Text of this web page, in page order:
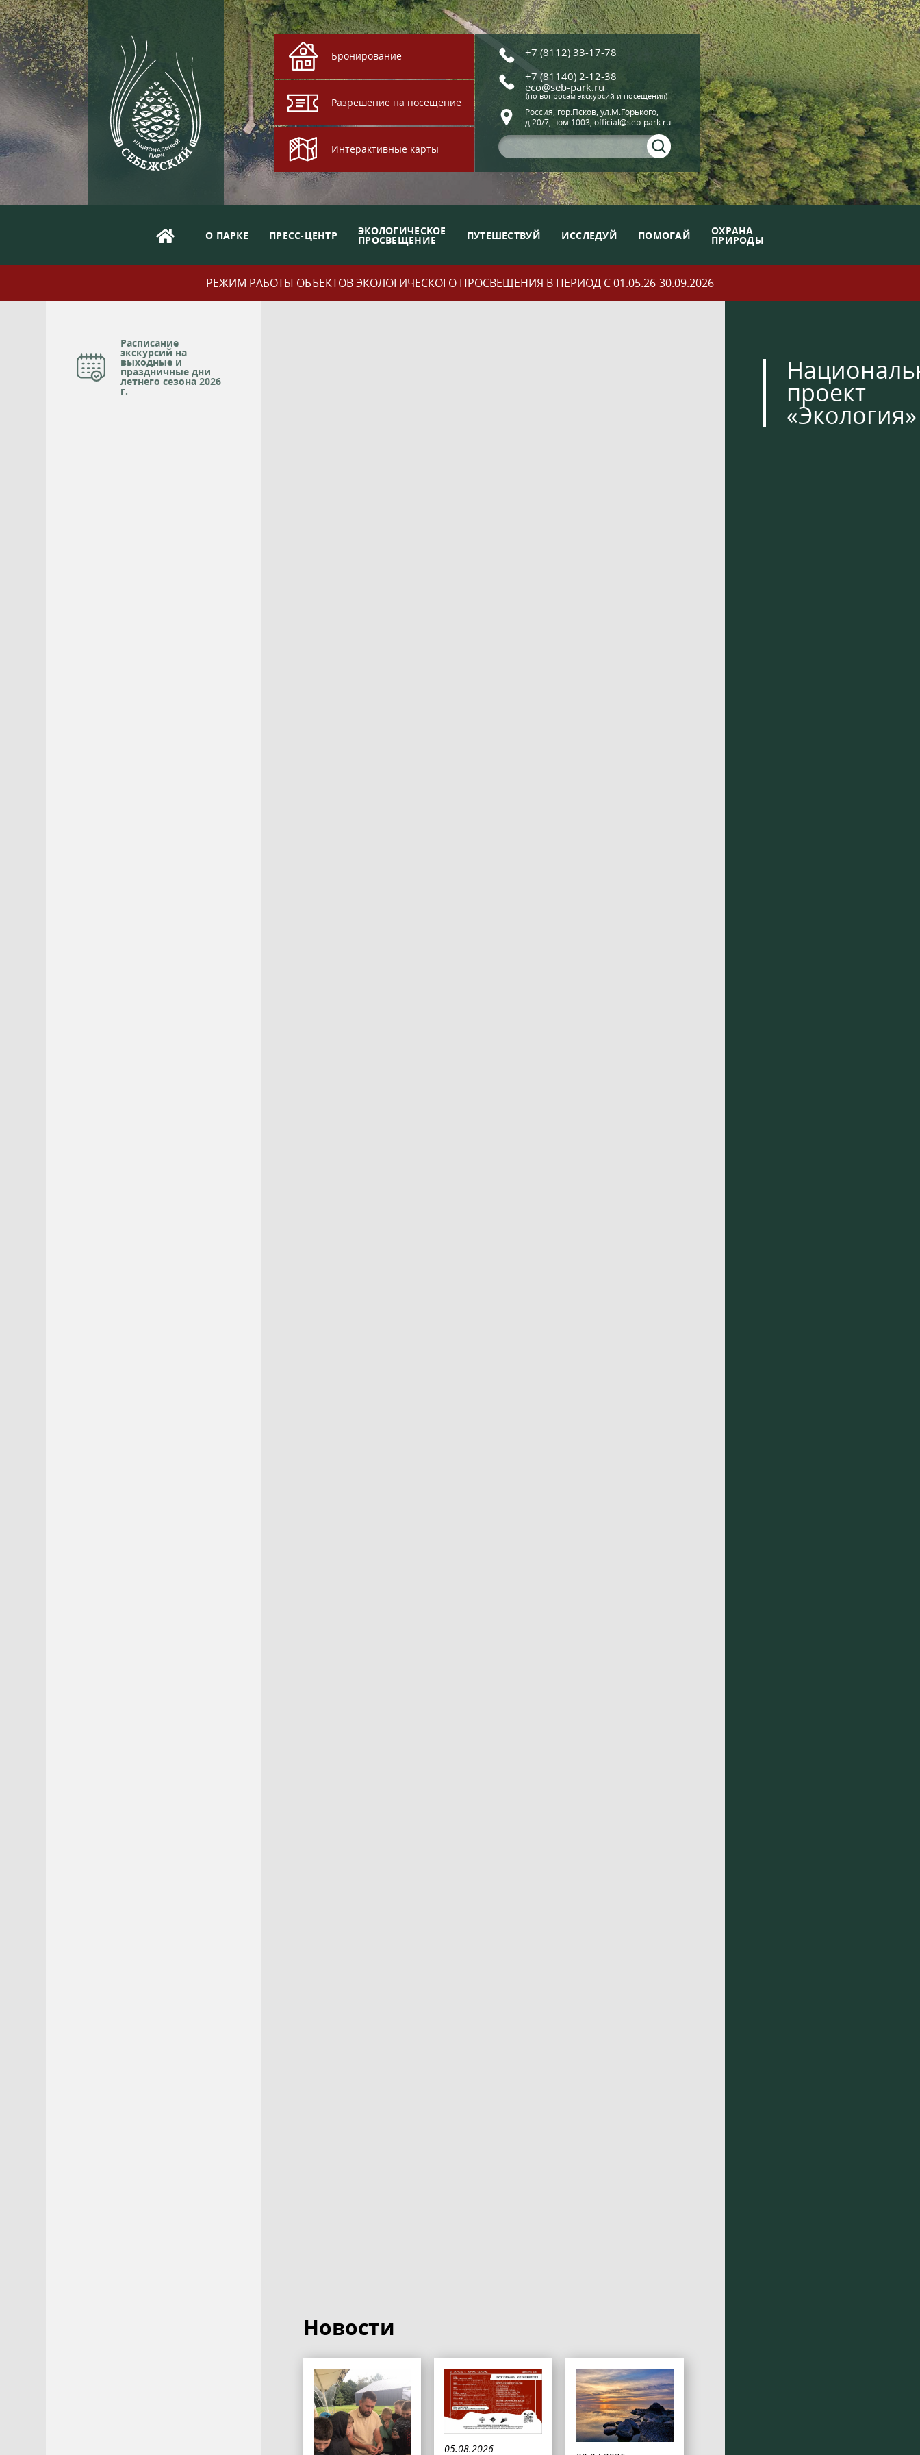
Бронирование
Разрешение на посещение
Интерактивные карты
+7 (8112) 33-17-78
+7 (81140) 2-12-38
eco@seb-park.ru
(по вопросам экскурсий и посещения)
Россия, гор.Псков, ул.М.Горького,
д.20/7, пом.1003, official@seb-park.ru
О ПАРКЕ ПРЕСС-ЦЕНТР ЭКОЛОГИЧЕСКОЕ
ПРОСВЕЩЕНИЕ ПУТЕШЕСТВУЙ ИССЛЕДУЙ ПОМОГАЙ ОХРАНА
ПРИРОДЫ
РЕЖИМ РАБОТЫ ОБЪЕКТОВ ЭКОЛОГИЧЕСКОГО ПРОСВЕЩЕНИЯ В ПЕРИОД С 01.05.26-30.09.2026
Расписание
экскурсий на
выходные и
праздничные дни
летнего сезона 2026
г.
Новости
05.08.2026
проект
«Экология»